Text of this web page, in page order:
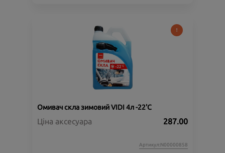
Омивач скла зимовий VIDI 4л -22'C
Ціна аксесуара 287.00
Артикул:N00000858